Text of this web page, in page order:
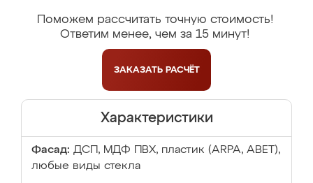
Поможем рассчитать точную стоимость!
Ответим менее, чем за 15 минут!
ЗАКАЗАТЬ РАСЧЁТ
Характеристики
Фасад: ДСП, МДФ ПВХ, пластик (ARPA, ABET),
любые виды стекла